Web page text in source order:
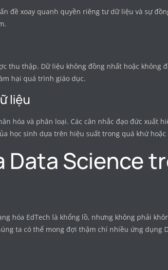
đề xoay quanh quyền riêng tư dữ liệu và sự
thu thập. Dữ liệu không đồng nhất hoặc không
hại quá trình giáo dục.
liệu
hóa và phân loại. Các cân nhắc đạo đức xuất
học sinh dựa trên hiệu suất trong quá khứ
Data Science
hóa EdTech là khổng lồ, nhưng không phải
ta có thể mong đợi thậm chí nhiều ứng dụng